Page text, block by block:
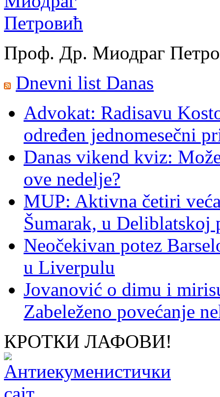
Проф. Др. Миодраг
Dnevni list Danas
Advokat: Radisavu
određen jednomesečni
Danas vikend kviz:
ove nedelje?
MUP: Aktivna četiri
Šumarak, u Deliblatskoj
Neočekivan potez
u Liverpulu
Jovanović o dimu i
Zabeleženo povećanje
КРОТКИ ЛАФОВИ!